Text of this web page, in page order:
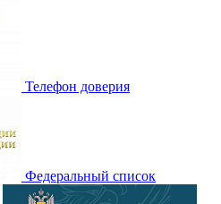
Телефон доверия
Федеральный список